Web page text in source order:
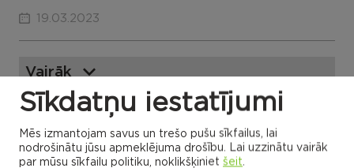
19.03.2023
Vairāk
VISI NOTIKUMI
Sīkdatņu iestatījumi
Mēs izmantojam savus un trešo pušu sīkfailus, lai
nodrošinātu jūsu apmeklējuma drošību. Lai uzzinātu vairāk
par mūsu sīkfailu politiku, noklikšķiniet šeit.